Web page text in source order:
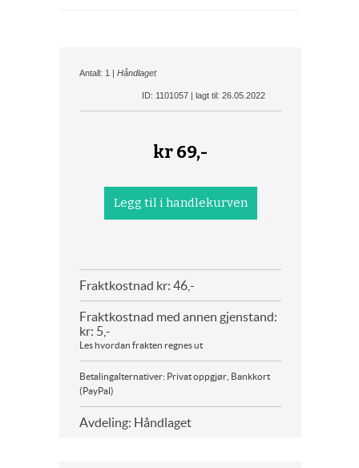
Antall: 1 | Håndlaget
ID: 1101057 | lagt til: 26.05.2022
kr69,-
Fraktkostnad kr: 46,-
Fraktkostnad med annen gjenstand:
kr: 5,-
Les hvordan frakten regnes ut
Betalingalternativer: Privat oppgjør, Bankkort
(PayPal)
Avdeling: Håndlaget